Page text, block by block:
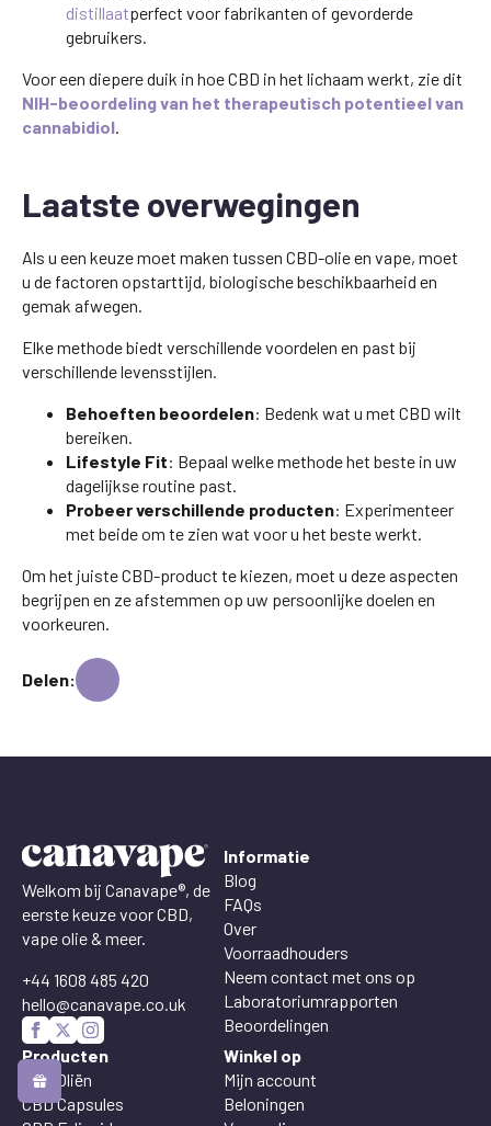
distillaatperfect voor fabrikanten of gevorderde
gebruikers.
Voor een diepere duik in hoe CBD in het lichaam werkt, zie dit
NIH-beoordeling van het therapeutisch potentieel van
cannabidiol.
Laatste overwegingen
Als u een keuze moet maken tussen CBD-olie en vape, moet
u de factoren opstarttijd, biologische beschikbaarheid en
gemak afwegen.
Elke methode biedt verschillende voordelen en past bij
verschillende levensstijlen.
Behoeften beoordelen: Bedenk wat u met CBD wilt
bereiken.
Lifestyle Fit: Bepaal welke methode het beste in uw
dagelijkse routine past.
Probeer verschillende producten: Experimenteer
met beide om te zien wat voor u het beste werkt.
Om het juiste CBD-product te kiezen, moet u deze aspecten
begrijpen en ze afstemmen op uw persoonlijke doelen en
voorkeuren.
Delen:
Welkom bij Canavape®, de
eerste keuze voor CBD,
vape olie & meer.
+44 1608 485 420
hello@canavape.co.uk
Informatie
Blog
FAQs
Over
Voorraadhouders
Neem contact met ons op
Laboratoriumrapporten
Beoordelingen
Producten
CBD Oliën
CBD Capsules
Winkel op
Mijn account
Beloningen